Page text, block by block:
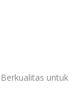
untuk